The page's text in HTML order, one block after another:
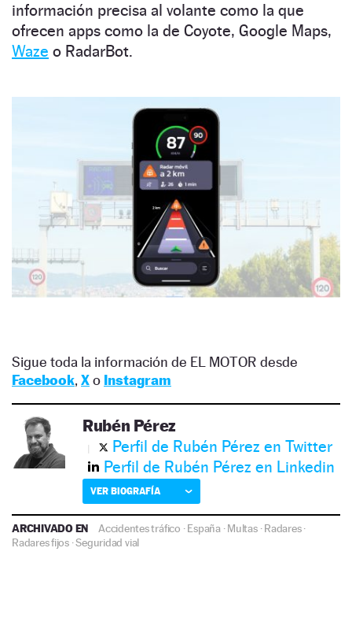
información precisa al volante como la que
ofrecen apps como la de Coyote, Google Maps,
Waze o RadarBot.
Sigue toda la información de EL MOTOR desde
Facebook, Xo Instagram
Rubén Pérez
Perfil de Rubén Pérez en Twitter
Perfil de Rubén Pérez en Linkedin
VER BIOGRAFÍA
ARCHIVADO EN Accidentes tráfico ·España·Multas·Radares·
Radares fijos ·Seguridad vial